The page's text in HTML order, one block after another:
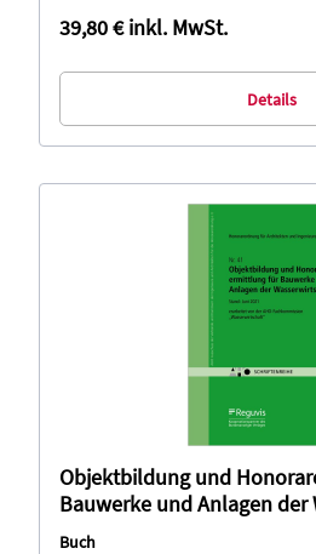
39,80 €inkl. MwSt.
Details
Objektbildung und
Bauwerke und Anlagen der
Buch